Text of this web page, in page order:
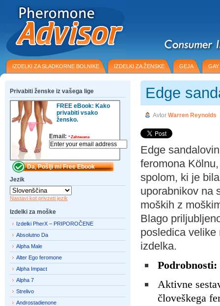
IZDELKI ZA SLADKORNE BOLNIKE IZDELKI ZA ŽENSKE GEJA
Edge
Avtor Warren Reynolds
Edge
feromona
spolom, ki je
uporabnikov na
moških z
Blago
posledica
izdelka.
Podrobnosti:
Aktivne
človeškega
Privabiti ženske iz vašega lige
FREE eBook: Kako
privabiti vsako
žensko.
Email: *Zahtevana
Jezik
Nastavi kot privzeti jezik
Izdelki za moške
Izdelki PherX – PRIPOROČENE
Absolutno Da
Alpha Male
Alter Ego feromone
Alpha Impact
Alpha 7
Strelivo
Androstadienone